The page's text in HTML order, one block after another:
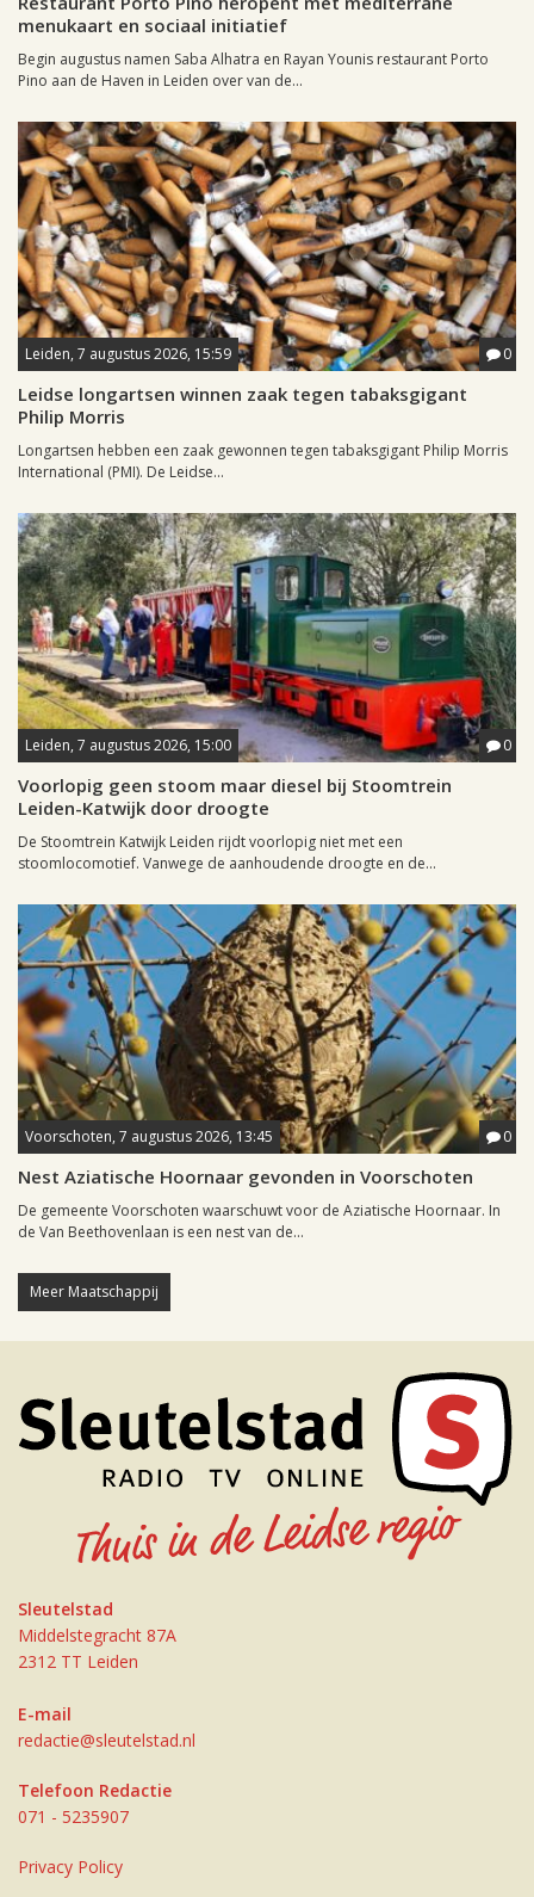
menukaart en sociaal initiatief
Begin augustus namen Saba Alhatra en Rayan Younis restaurant Porto
Pino aan de Haven in Leiden over van de...
Leiden, 7 augustus 2026, 15:59 0
Leidse longartsen winnen zaak tegen tabaksgigant
Philip Morris
Longartsen hebben een zaak gewonnen tegen tabaksgigant Philip Morris
International (PMI). De Leidse...
Leiden, 7 augustus 2026, 15:00 0
Voorlopig geen stoom maar diesel bij Stoomtrein
Leiden-Katwijk door droogte
De Stoomtrein Katwijk Leiden rijdt voorlopig niet met een
stoomlocomotief. Vanwege de aanhoudende droogte en de...
Voorschoten, 7 augustus 2026, 13:45 0
Nest Aziatische Hoornaar gevonden in Voorschoten
De gemeente Voorschoten waarschuwt voor de Aziatische Hoornaar. In
de Van Beethovenlaan is een nest van de...
Meer Maatschappij
Sleutelstad
Middelstegracht 87A
2312 TT Leiden
E-mail
redactie@sleutelstad.nl
Telefoon Redactie
071 - 5235907
Privacy Policy